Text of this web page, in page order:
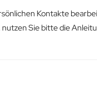
Kontakte
Sie bitte die